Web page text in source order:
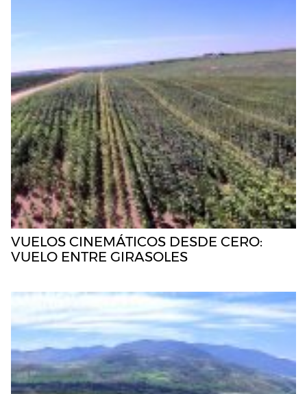
VUELOS CINEMÁTICOS DESDE CERO:
VUELO ENTRE GIRASOLES